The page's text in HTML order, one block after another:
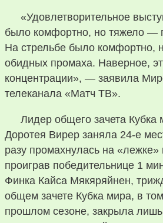
«Удовлетворительное
было комфортно, но тяжело —
На стрельбе было комфортно,
обидных промаха. Наверное,
концентрации», — заявила
телеканала «Матч ТВ».
Лидер общего зачета Кубка
Доротея Вирер заняла 24-е
разу промахнулась на «лежке»
проиграв победительнице 1
Финка Кайса Мякяряйнен,
общем зачете Кубка мира, в
прошлом сезоне, закрыла